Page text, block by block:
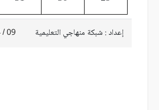
إعداد : شبكة منهاجي التعليمية 09 / 04 / 2021